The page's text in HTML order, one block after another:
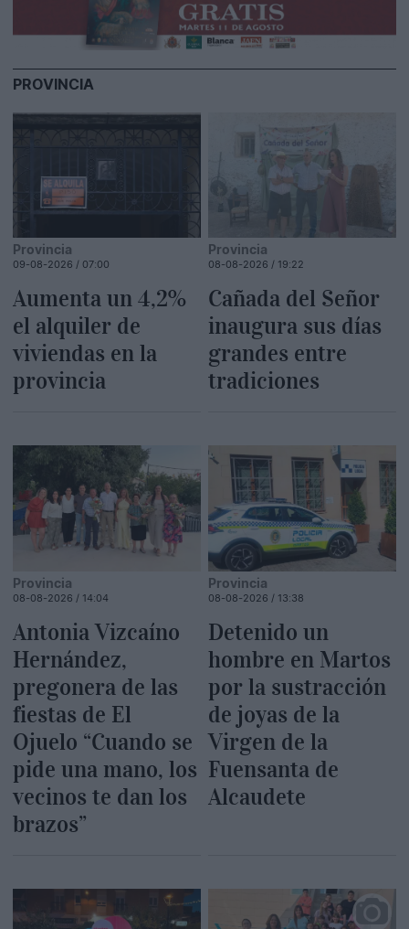
PROVINCIA
Provincia
09-08-2026 / 07:00
Aumenta un 4,2%
el alquiler de
viviendas en la
provincia
Provincia
08-08-2026 / 19:22
Cañada del Señor
inaugura sus días
grandes entre
tradiciones
Provincia
08-08-2026 / 14:04
Antonia Vizcaíno
Hernández,
pregonera de las
fiestas de El
Ojuelo “Cuando se
pide una mano, los
vecinos te dan los
brazos”
Provincia
08-08-2026 / 13:38
Detenido un
hombre en Martos
por la sustracción
de joyas de la
Virgen de la
Fuensanta de
Alcaudete